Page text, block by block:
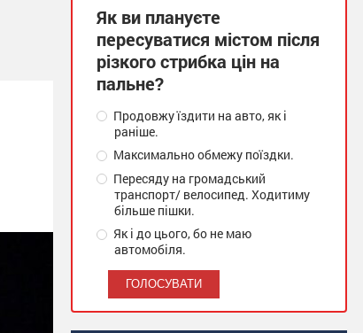
Як ви плануєте
пересуватися містом після
різкого стрибка цін на
пальне?
Продовжу їздити на авто, як і
раніше.
Максимально обмежу поїздки.
Пересяду на громадський
транспорт/ велосипед. Ходитиму
більше пішки.
Як і до цього, бо не маю
автомобіля.